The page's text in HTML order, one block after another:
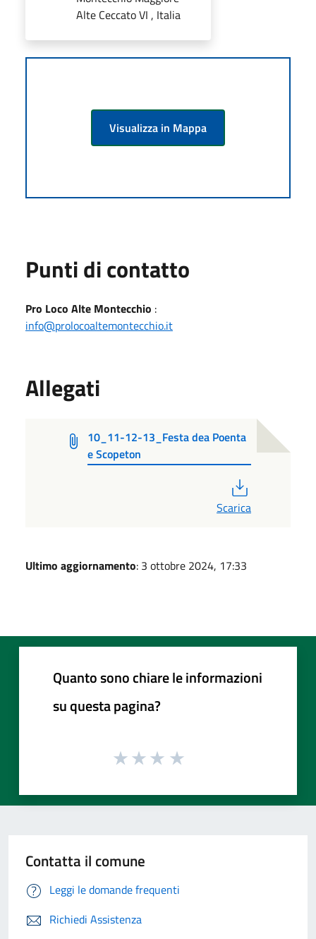
Alte Ceccato VI , Italia
Visualizza in Mappa
Punti di contatto
Pro Loco Alte Montecchio :
info@prolocoaltemontecchio.it
Allegati
10_11-12-13_Festa dea Poenta
e Scopeton
Scarica
Ultimo aggiornamento: 3 ottobre 2024, 17:33
Quanto sono chiare le informazioni
su questa pagina?
Contatta il comune
Leggi le domande frequenti
Richiedi Assistenza